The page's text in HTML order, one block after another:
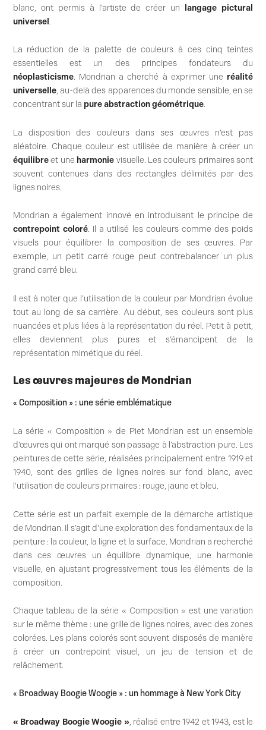
blanc, ont permis à l’artiste de créer un
langage pictural
universel .
La réduction de la palette de couleurs à ces cinq teintes
essentielles est un des principes fondateurs du
néoplasticisme. Mondrian a cherché à exprimer une réalité
universelle, au-delà des apparences du monde sensible, en se
concentrant sur la pure abstraction géométrique.
La disposition des couleurs dans ses œuvres n’est pas
aléatoire. Chaque couleur est utilisée de manière à créer un
équilibreet une harmonie visuelle. Les couleurs primaires sont
souvent contenues dans des rectangles délimités par des
lignes noires.
Mondrian a également innové en introduisant le principe de
contrepoint coloré. Il a utilisé les couleurs comme des poids
visuels pour équilibrer la composition de ses œuvres. Par
exemple, un petit carré rouge peut contrebalancer un plus
grand carré bleu.
Il est à noter que l’utilisation de la couleur par Mondrian évolue
tout au long de sa carrière. Au début, ses couleurs sont plus
nuancées et plus liées à la représentation du réel. Petit à petit,
elles deviennent plus pures et s’émancipent de la
représentation mimétique du réel.
Les œuvres majeures de Mondrian
« Composition » : une série emblématique
La série « Composition » de Piet Mondrian est un ensemble
d’œuvres qui ont marqué son passage à l’abstraction pure. Les
peintures de cette série, réalisées principalement entre 1919 et
1940, sont des grilles de lignes noires sur fond blanc, avec
l’utilisation de couleurs primaires : rouge, jaune et bleu.
Cette série est un parfait exemple de la démarche artistique
de Mondrian. Il s’agit d’une exploration des fondamentaux de la
peinture : la couleur, la ligne et la surface. Mondrian a recherché
dans ces œuvres un équilibre dynamique, une harmonie
visuelle, en ajustant progressivement tous les éléments de la
composition.
Chaque tableau de la série « Composition » est une variation
sur le même thème : une grille de lignes noires, avec des zones
colorées. Les plans colorés sont souvent disposés de manière
à créer un contrepoint visuel, un jeu de tension et de
relâchement.
« Broadway Boogie Woogie » : un hommage à New York City
« Broadway Boogie Woogie », réalisé entre 1942 et 1943, est le